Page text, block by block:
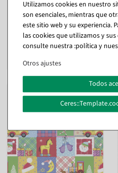
verde 50 cm, 50 m
Disponible de inmediato
41,59 €
34,95 EUR más IVA
Utilizamos cookies en nuestro
son esenciales, mientras que
este sitio web y su experiencia.
las cookies que utilizamos y
consulte nuestra :política y
Otros ajustes
Todos